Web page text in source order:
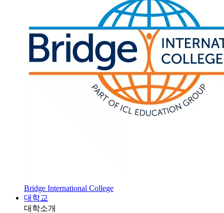
대학교
대학소개
뉴질랜드 대학소개